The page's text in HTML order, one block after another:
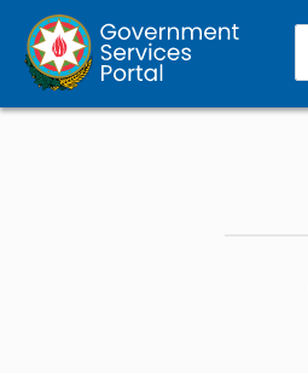
Ana səhifə